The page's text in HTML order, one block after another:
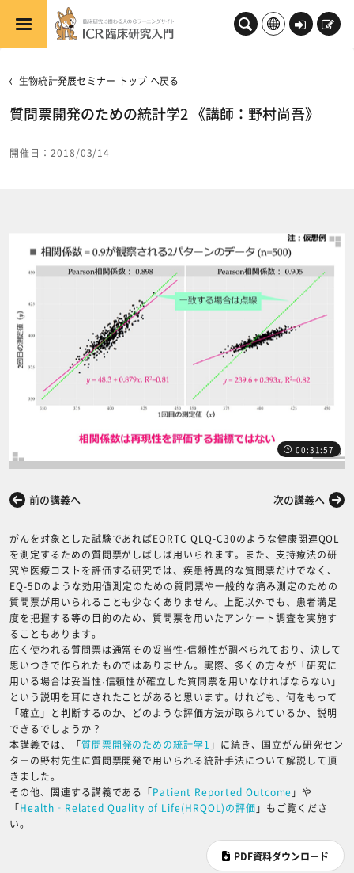
メインコンテンツへスキップする
ロ
新
生物統計発展セミナー トップ へ戻る
質問票開発のための統計学2 《講師：野村尚吾》
開催日：2018/03/14
00:31:57
前の講義へ 次の講義へ
がんを対象とした試験であればEORTC QLQ-C30のような健康関連QOL
を測定するための質問票がしばしば用いられます。また、支持療法の研
究や医療コストを評価する研究では、疾患特異的な質問票だけでなく、
EQ-5Dのような効用値測定のための質問票や一般的な痛み測定のための
質問票が用いられることも少なくありません。上記以外でも、患者満足
度を把握する等の目的のため、質問票を用いたアンケート調査を実施す
ることもあります。
広く使われる質問票は通常その妥当性·信頼性が調べられており、決して
思いつきで作られたものではありません。実際、多くの方々が「研究に
用いる場合は妥当性·信頼性が確立した質問票を用いなければならない」
という説明を耳にされたことがあると思います。けれども、何をもって
「確立」と判断するのか、どのような評価方法が取られているか、説明
できるでしょうか？
本講義では、「質問票開発のための統計学1 」に続き、国立がん研究セン
ターの野村先生に質問票開発で用いられる統計手法について解説して頂
きました。
その他、関連する講義である「Patient Reported Outcome 」や
「Health‐Related Quality of Life(HRQOL)の評価 」もご覧くださ
い。
PDF資料ダウンロード